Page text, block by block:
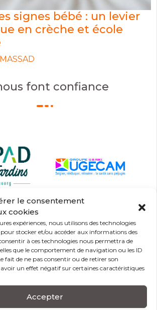
le consentement
cookies
expériences, nous utilisons des technologies
pour stocker et/ou accéder aux informations des
à ces technologies nous permettra de
que le comportement de navigation ou les ID
fait de ne pas consentir ou de retirer son
un effet négatif sur certaines caractéristiques
Accepter
signes bébé : un levier
en crèche et école
font confiance